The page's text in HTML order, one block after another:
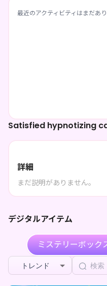
Satisfied hypnotizing
詳細
まだ説明がありません。
デジタルアイテム
ミステリーボック
トレンド
最近のアクティビティはまだあり